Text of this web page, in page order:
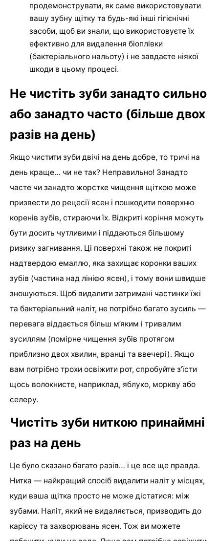
продемонструвати, як саме використовувати
вашу зубну щітку та будь-які інші гігієнічні
засоби, щоб ви знали, що використовуєте їх
ефективно для видалення біоплівки
(бактеріального нальоту) і не завдаєте ніякої
шкоди в цьому процесі.
Не чистіть зуби занадто сильно
або занадто часто (більше двох
разів на день)
Якщо чистити зуби двічі на день добре, то тричі на
день краще… чи не так? Неправильно! Занадто
часте чи занадто жорстке чищення щіткою може
призвести до рецесії ясен і пошкодити поверхню
коренів зубів, стираючи їх. Відкриті коріння можуть
бути досить чутливими і піддаються більшому
ризику загнивання. Ці поверхні також не покриті
надтвердою емаллю, яка захищає коронки ваших
зубів (частина над лінією ясен), і тому вони швидше
зношуються. Щоб видалити затримані частинки їжі
та бактеріальний наліт, не потрібно багато зусиль —
перевага віддається більш м’яким і тривалим
зусиллям (помірне чищення зубів протягом
приблизно двох хвилин, вранці та ввечері). Якщо
вам потрібно трохи освіжити рот, спробуйте з’їсти
щось волокнисте, наприклад, яблуко, моркву або
селеру.
Чистіть зуби ниткою принаймні
раз на день
Це було сказано багато разів… і це все ще правда.
Нитка — найкращий спосіб видалити наліт у місцях,
куди ваша щітка просто не може дістатися: між
зубами. Наліт, який не видаляється, призводить до
карієсу та захворювань ясен. Тож ви можете